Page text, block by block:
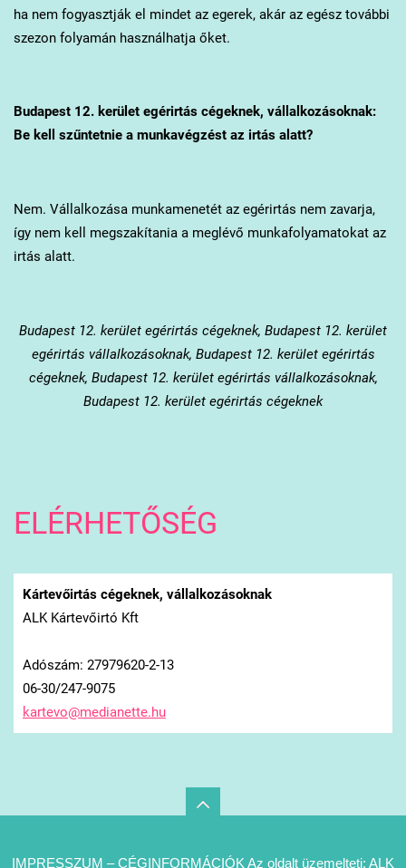
ha nem fogyasztják el mindet az egerek, akár az egész további
szezon folyamán használhatja őket.
Budapest 12. kerületegérirtás cégeknek, vállalkozásoknak:
Be kell szűntetnie a munkavégzést az irtás alatt?
Nem. Vállalkozása munkamenetét az egérirtás nem zavarja,
így nem kell megszakítania a meglévő munkafolyamatokat az
irtás alatt.
Budapest 12. kerület egérirtás cégeknek, Budapest 12. kerület
egérirtás vállalkozásoknak, Budapest 12. kerület egérirtás
cégeknek, Budapest 12. kerület egérirtás vállalkozásoknak,
Budapest 12. kerület egérirtás cégeknek
ELÉRHETŐSÉG
Kártevőirtás cégeknek, vállalkozásoknak
ALK Kártevőirtó Kft
Adószám: 27979620-2-13
06-30/247-9075
kartevo@medianette.hu
IMPRESSZUM – CÉGINFORMÁCIÓK Az oldalt üzemelteti: ALK